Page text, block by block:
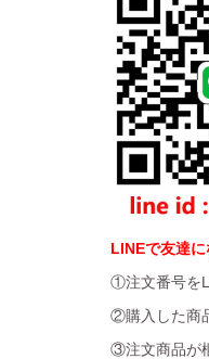
LINEで友達
①注文番号を
②購入した商
③注文商品が